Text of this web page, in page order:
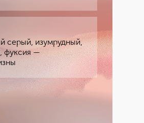
серый, изумрудный,
фуксия —